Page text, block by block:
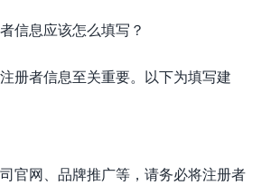
信息应该怎么填写？
册者信息至关重要。以下为填写建
官网、品牌推广等，请务必将注册者